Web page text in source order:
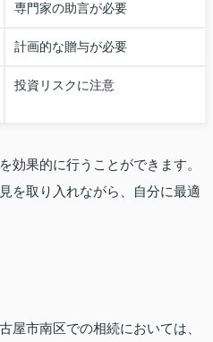
専門家の助言が必要
計画的な贈与が必要
投資リスクに注意
効果的に行うことができます。
を取り入れながら、自分に最適
屋市南区での相続においては、